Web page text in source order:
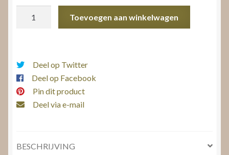
Toevoegen aan winkelwagen
Deel op Twitter
Deel op Facebook
Pin dit product
Deel via e-mail
BESCHRIJVING